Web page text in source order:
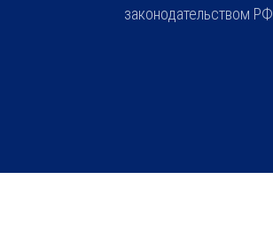
законодательством РФ